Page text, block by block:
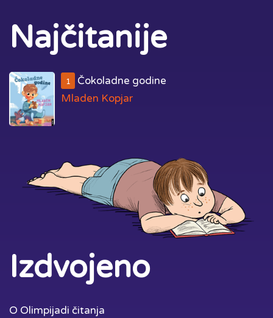
Najčitanije
1
Čokoladne godine
Mladen Kopjar
Izdvojeno
O Olimpijadi čitanja